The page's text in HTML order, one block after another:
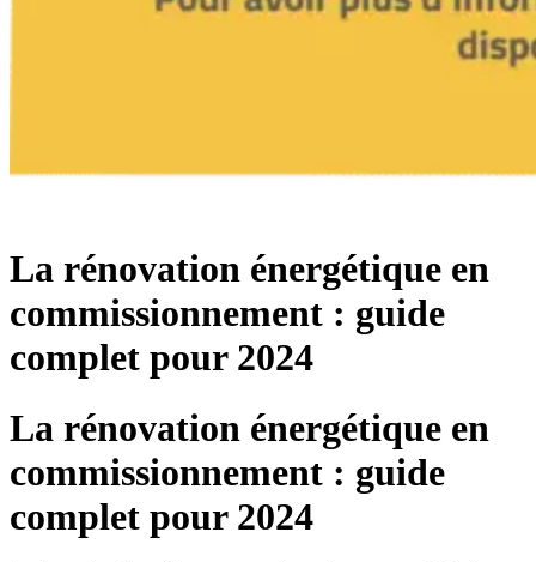
La rénovation énergétique en
commissionnement : guide
complet pour 2024
La rénovation énergétique en
commissionnement : guide
complet pour 2024